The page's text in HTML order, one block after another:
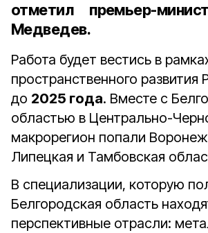
отметилпремьер-
Медведев.
Работа будет вестись в
пространственного развития
до 2025 года. Вместе с
областью в Центрально-
макрорегион попали
Липецкая и Тамбовская
В специализации, которую
Белгородская область
перспективные отрасли: